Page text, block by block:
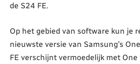
de S24 FE.
Op het gebied van software kun je
nieuwste versie van Samsung’s
FE verschijnt vermoedelijk met